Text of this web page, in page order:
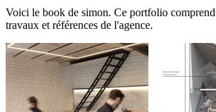
Voici le book de simon. Ce portfolio
travaux et références de l'agence.